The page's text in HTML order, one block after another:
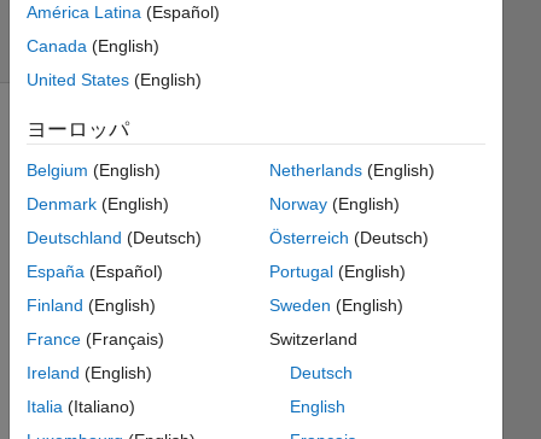
solvers
0 likes
Generate
like
Abelian
the
four
element
América Latina (Español)
Canada (English)
United States (English)
ヨーロッパ
Belgium (English)
Denmark (English)
Deutschland (Deutsch)
España (Español)
Finland (English)
France (Français)
Ireland (English)
Italia (Italiano)
Netherlands(English)
Norway(English)
Österreich (Deutsch)
Portugal(English)
Sweden (English)
Switzerland
Deutsch
English